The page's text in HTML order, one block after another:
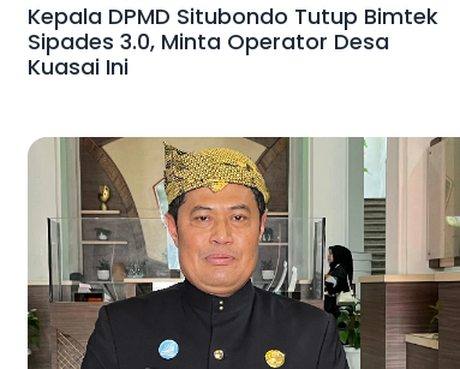
Kepala DPMD Situbondo Tutup Bimtek
Sipades 3.0, Minta Operator Desa
Kuasai Ini